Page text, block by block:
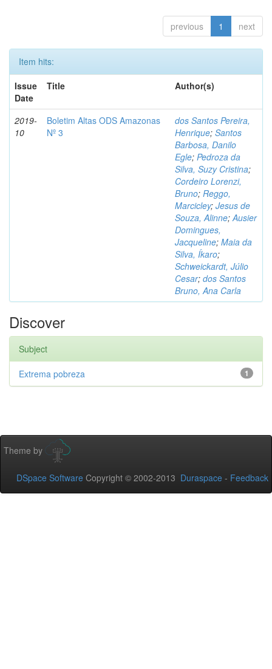
previous 1 next
Item hits:
Issue
Date
Title Author(s)
2019-
10
Boletim Altas ODS Amazonas
Nº 3
dos Santos Pereira,
Henrique; Santos
Barbosa, Danilo
Egle; Pedroza da
Silva, Suzy Cristina;
Cordeiro Lorenzi,
Bruno; Reggo,
Marcicley; Jesus de
Souza, Alinne;Ausier
Domingues,
Jacqueline; Maia da
Silva, Íkaro;
Schweickardt, Júlio
Cesar; dos Santos
Bruno, Ana Carla
Discover
Subject
1
Extrema pobreza
Theme by
DSpace Software Copyright © 2002-2013 Duraspace - Feedback